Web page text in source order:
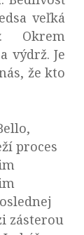
veľká
Okrem
výdrž. Je
že kto
proces
zásterou